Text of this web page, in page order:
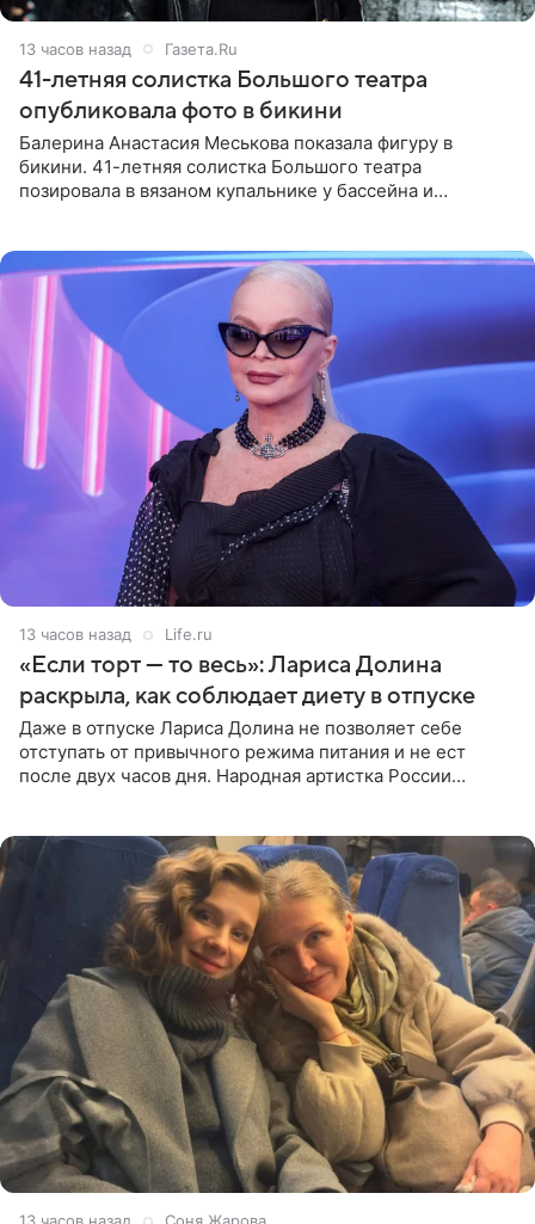
13 часов назад Газета.Ru
41-летняя солистка Большого театра
опубликовала фото в бикини
Балерина Анастасия Меськова показала фигуру в
бикини. 41-летняя солистка Большого театра
позировала в вязаном купальнике у бассейна и
13 часов назад Life.ru
«Если торт — то весь»: Лариса Долина
раскрыла, как соблюдает диету в отпуске
Даже в отпуске Лариса Долина не позволяет себе
отступать от привычного режима питания и не ест
после двух часов дня. Народная артистка России